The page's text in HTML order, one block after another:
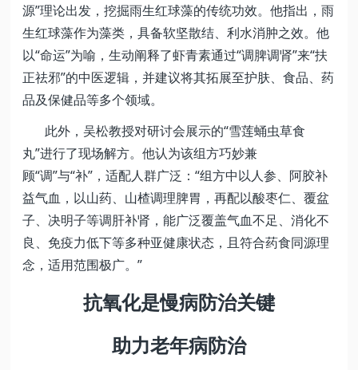
源”理论出发，挖掘雨生红球藻的传统功效。他指出，雨
生红球藻作为藻类，具备软坚散结、利水消肿之效。他
以“命运”为喻，生动阐释了虾青素通过“调脾调肾”来“扶
正祛邪”的中医逻辑，并建议将其拓展至护肤、食品、药
品及保健品等多个领域。
此外，吴松教授对研讨会展示的“雪莲蛹虫草食
丸”进行了现场解方。他认为该组方巧妙兼
顾“调”与“补”，适配人群广泛：“组方中以人参、阿胶补
益气血，以山药、山楂调理脾胃，再配以酸枣仁、覆盆
子、决明子等调肝补肾，能广泛覆盖气血不足、消化不
良、免疫力低下等多种亚健康状态，且符合药食同源理
念，适用范围极广。”
抗氧化是慢病防治关键
助力老年病防治